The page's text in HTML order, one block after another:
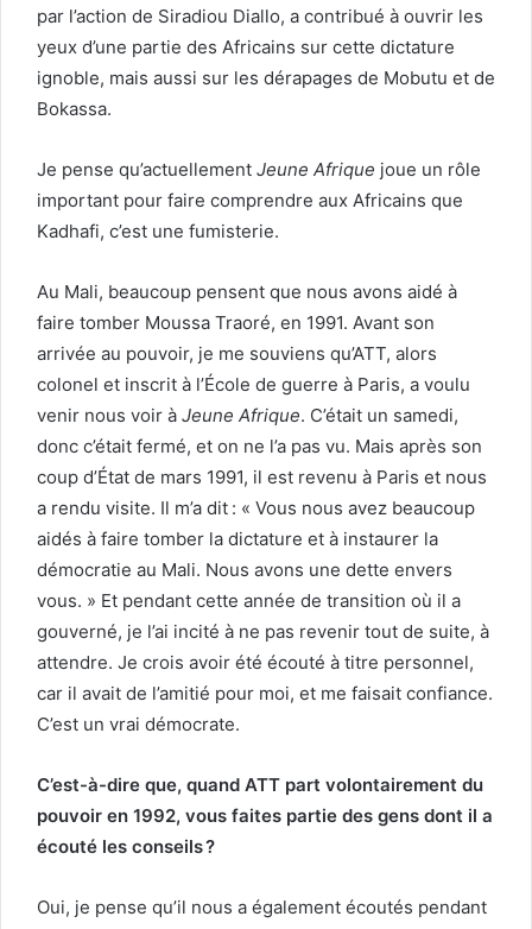
par l’action de Siradiou Diallo, a contribué à ouvrir les
yeux d’une partie des Africains sur cette dictature
ignoble, mais aussi sur les dérapages de Mobutu et de
Bokassa.
Je pense qu’actuellement Jeune Afrique joue un rôle
important pour faire comprendre aux Africains que
Kadhafi, c’est une fumisterie.
Au Mali, beaucoup pensent que nous avons aidé à
faire tomber Moussa Traoré, en 1991. Avant son
arrivée au pouvoir, je me souviens qu’ATT, alors
colonel et inscrit à l’École de guerre à Paris, a voulu
venir nous voir à Jeune Afrique. C’était un samedi,
donc c’était fermé, et on ne l’a pas vu. Mais après son
coup d’État de mars 1991, il est revenu à Paris et nous
a rendu visite. Il m’a dit : « Vous nous avez beaucoup
aidés à faire tomber la dictature et à instaurer la
démocratie au Mali. Nous avons une dette envers
vous. » Et pendant cette année de transition où il a
gouverné, je l’ai incité à ne pas revenir tout de suite, à
attendre. Je crois avoir été écouté à titre personnel,
car il avait de l’amitié pour moi, et me faisait confiance.
C’est un vrai démocrate.
C’est-à-dire que, quand ATT part volontairement du
pouvoir en 1992, vous faites partie des gens dont il a
écouté les conseils ?
Oui, je pense qu’il nous a également écoutés pendant